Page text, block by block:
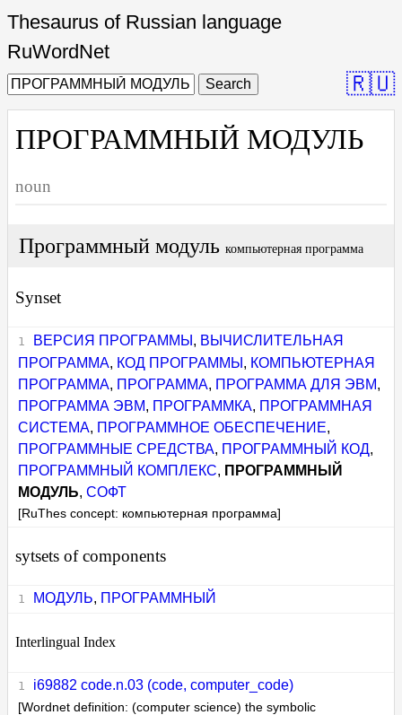
Thesaurus of Russian language
RuWordNet
Search 🇷🇺
ПРОГРАММНЫЙ МОДУЛЬ
noun
Программный модуль компьютерная программа
Synset
ВЕРСИЯ ПРОГРАММЫ , ВЫЧИСЛИТЕЛЬНАЯ
ПРОГРАММА, КОД ПРОГРАММЫ , КОМПЬЮТЕРНАЯ
ПРОГРАММА, ПРОГРАММА, ПРОГРАММА ДЛЯ ЭВМ,
ПРОГРАММА ЭВМ, ПРОГРАММКА, ПРОГРАММНАЯ
СИСТЕМА, ПРОГРАММНОЕ ОБЕСПЕЧЕНИЕ,
ПРОГРАММНЫЕ СРЕДСТВА, ПРОГРАММНЫЙ КОД,
ПРОГРАММНЫЙ КОМПЛЕКС, ПРОГРАММНЫЙ
МОДУЛЬ,СОФТ
[RuThes concept: компьютерная программа]
sytsets of components
МОДУЛЬ, ПРОГРАММНЫЙ
Interlingual Index
i69882 code.n.03 (code, computer_code)
[Wordnet definition: (computer science) the symbolic